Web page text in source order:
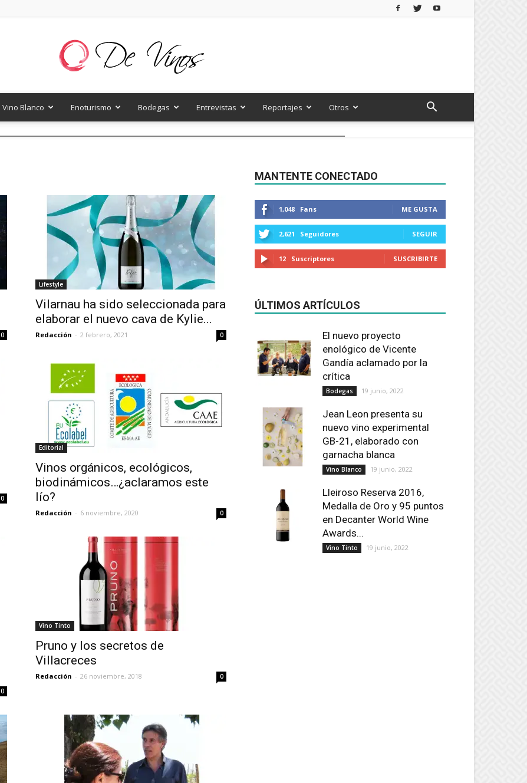
Vinos
Vino Blanco Enoturismo Bodegas Entrevistas Reportajes Otros
0
Lifestyle
Vilarnau ha sido seleccionada para
elaborar el nuevo cava de Kylie...
Redacción - 2 febrero, 2021 0
0
Editorial
Vinos orgánicos, ecológicos,
biodinámicos…¿aclaramos este
lío?
Redacción - 6 noviembre, 2020 0
0
Vino Tinto
Pruno y los secretos de
Villacreces
Redacción - 26 noviembre, 2018 0
MANTENTE CONECTADO
1,048 Fans ME GUSTA
2,621 Seguidores SEGUIR
12 Suscriptores SUSCRIBIRTE
ÚLTIMOS ARTÍCULOS
El nuevo proyecto
enológico de Vicente
Gandía aclamado por la
crítica
Bodegas 19 junio, 2022
Jean Leon presenta su
nuevo vino experimental
GB-21, elaborado con
garnacha blanca
Vino Blanco 19 junio, 2022
Lleiroso Reserva 2016,
Medalla de Oro y 95 puntos
en Decanter World Wine
Awards...
Vino Tinto 19 junio, 2022